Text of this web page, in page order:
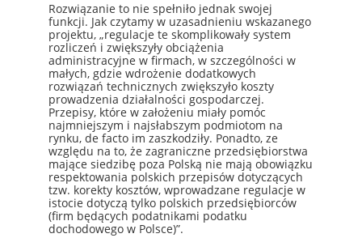
Rozwiązanie to nie spełniło jednak swojej
funkcji. Jak czytamy w uzasadnieniu wskazanego
projektu, „regulacje te skomplikowały system
rozliczeń i zwiększyły obciążenia
administracyjne w firmach, w szczególności w
małych, gdzie wdrożenie dodatkowych
rozwiązań technicznych zwiększyło koszty
prowadzenia działalności gospodarczej.
Przepisy, które w założeniu miały pomóc
najmniejszym i najsłabszym podmiotom na
rynku, de facto im zaszkodziły. Ponadto, ze
względu na to, że zagraniczne przedsiębiorstwa
mające siedzibę poza Polską nie mają obowiązku
respektowania polskich przepisów dotyczących
tzw. korekty kosztów, wprowadzane regulacje w
istocie dotyczą tylko polskich przedsiębiorców
(firm będących podatnikami podatku
dochodowego w Polsce)”.